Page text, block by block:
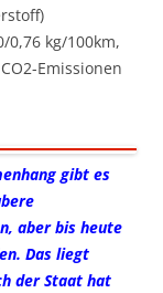
kg/100km,
Emissionen
gibt es
aber bis heute
Das liegt
der Staat hat